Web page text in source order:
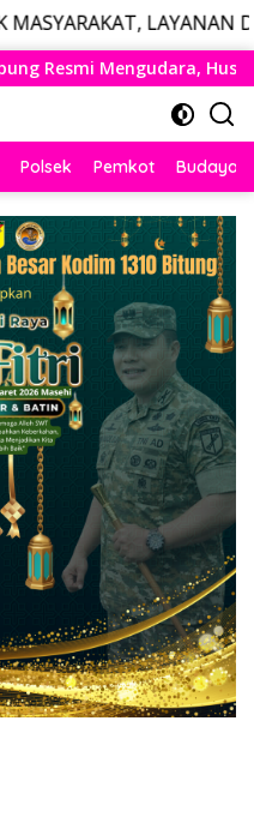
DARURAT CALL
Layani Rute Berjadwal
Polsek Pemkot Budaya